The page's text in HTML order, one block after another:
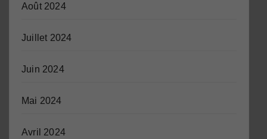
Août 2024
Juillet 2024
Juin 2024
Mai 2024
Avril 2024